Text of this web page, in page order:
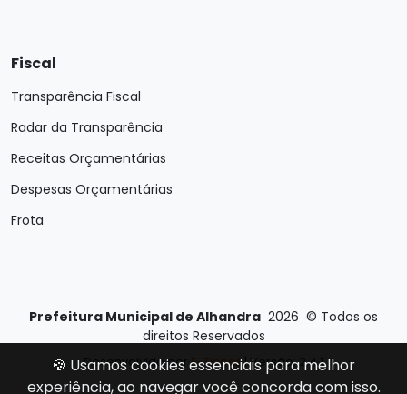
Fiscal
Transparência Fiscal
Radar da Transparência
Receitas Orçamentárias
Despesas Orçamentárias
Frota
Prefeitura Municipal de Alhandra 2026 © Todos os
direitos Reservados
Desenvolvido porE-Ticons| Versão: 2.4.1
🍪 Usamos cookies essenciais para melhor
experiência, ao navegar você concorda com isso.